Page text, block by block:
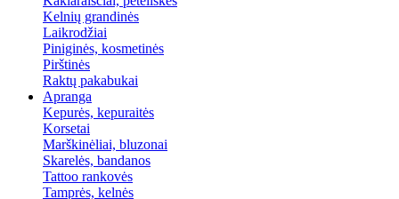
Kelnių grandinės
Laikrodžiai
Piniginės, kosmetinės
Pirštinės
Raktų pakabukai
Apranga
Kepurės, kepuraitės
Korsetai
Marškinėliai, bluzonai
Skarelės, bandanos
Tattoo rankovės
Tamprės, kelnės